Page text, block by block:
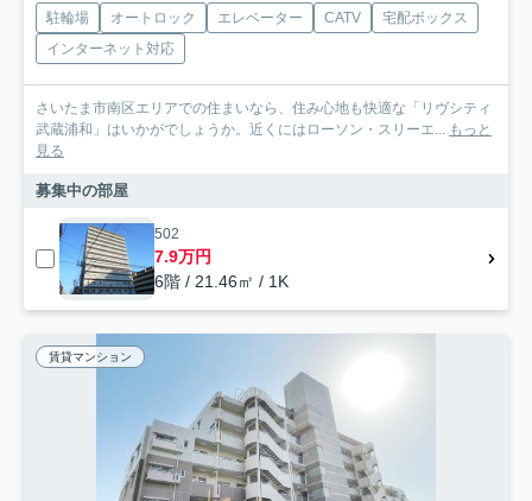
駐輪場 オートロック エレベーター CATV
宅配ボックス
インターネット対応
さいたま市南区エリアでの住まいなら、住み心地も快適な「リヴシティ
武蔵浦和」はいかがでしょうか。近くにはローソン・スリーエ... もっと
見る
募集中の部屋
502
7.9万円
6階 / 21.46㎡ / 1K
賃貸マンション